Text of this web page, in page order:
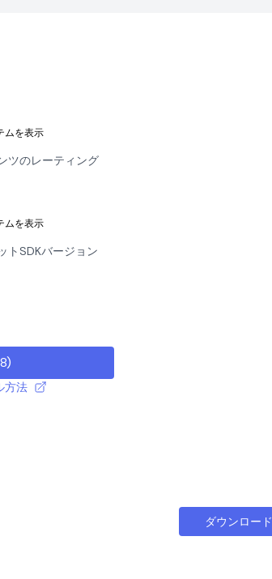
ムを表示
ツのレーティング
ムを表示
トSDKバージョン
)
方法
ダウンロード